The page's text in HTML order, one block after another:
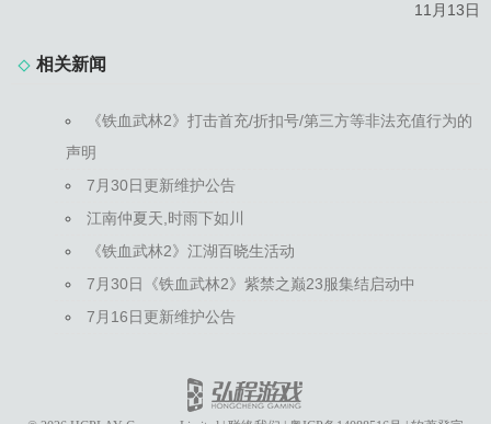
11月13日
相关新闻
《铁血武林2》打击首充/折扣号/第三方等非法充值行为的
声明
7月30日更新维护公告
江南仲夏天,时雨下如川
《铁血武林2》江湖百晓生活动
7月30日《铁血武林2》紫禁之巅23服集结启动中
7月16日更新维护公告